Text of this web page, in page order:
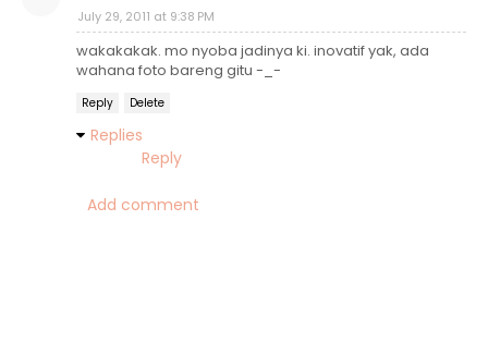
July 29, 2011 at 9:38 PM
wakakakak. mo nyoba jadinya ki. inovatif yak, ada
wahana foto bareng gitu -_-
Reply Delete
Replies
Reply
Add comment